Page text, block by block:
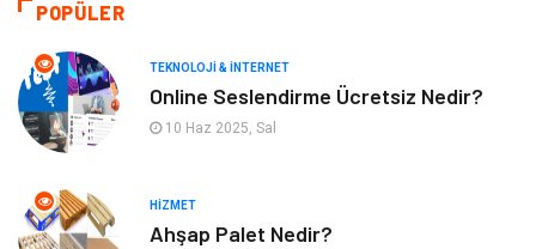
Giyim
Otomotiv Makine
Gıda
Gayrimenkul
POPÜLER
TEKNOLOJI & İNTERNET
Online Seslendirme Ücretsiz Nedir?
10 Haz 2025, Sal
HIZMET
Ahşap Palet Nedir?